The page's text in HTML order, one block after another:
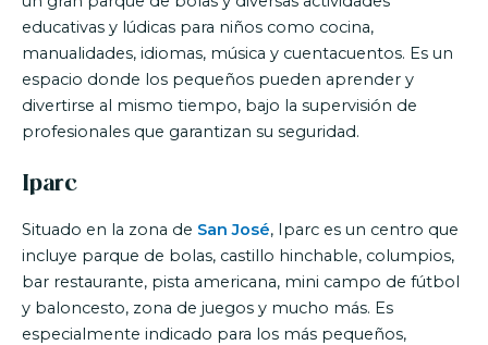
educativas y lúdicas para niños como cocina,
manualidades, idiomas, música y cuentacuentos. Es un
espacio donde los pequeños pueden aprender y
divertirse al mismo tiempo, bajo la supervisión de
profesionales que garantizan su seguridad.
Iparc
Situado en la zona de San José, Iparc es un centro que
incluye parque de bolas, castillo hinchable, columpios,
bar restaurante, pista americana, mini campo de fútbol
y baloncesto, zona de juegos y mucho más. Es
especialmente indicado para los más pequeños,